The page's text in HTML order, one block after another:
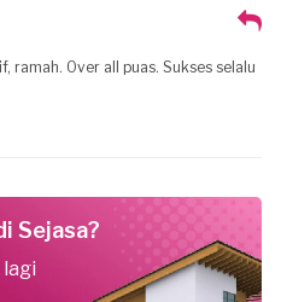
ramah. Over all puas. Sukses selalu
Sejasa?